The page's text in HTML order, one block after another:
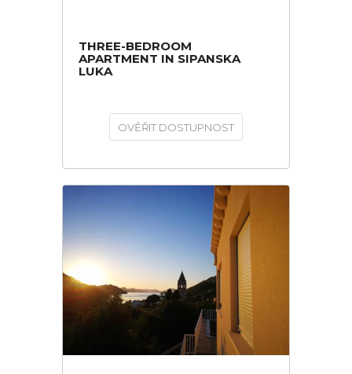
THREE-BEDROOM
APARTMENT IN SIPANSKA
LUKA
OVĚŘIT DOSTUPNOST